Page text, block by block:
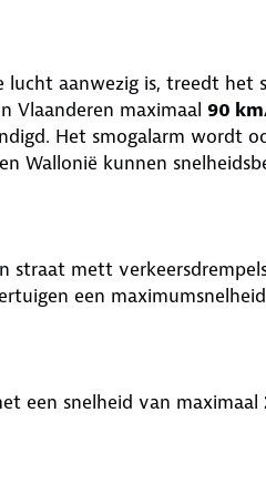
aanwezig is, treedt het
Vlaanderen maximaal 90
Het smogalarm wordt
Wallonië kunnen
straat mett
een
een snelheid van maximaal